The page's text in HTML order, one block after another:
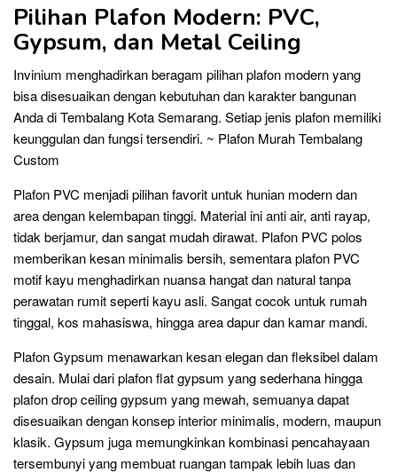
Pilihan Plafon Modern: PVC,
Gypsum, dan Metal Ceiling
Invinium menghadirkan beragam pilihan plafon modern yang
bisa disesuaikan dengan kebutuhan dan karakter bangunan
Anda di Tembalang Kota Semarang. Setiap jenis plafon memiliki
keunggulan dan fungsi tersendiri. ~ Plafon Murah Tembalang
Custom
Plafon PVC menjadi pilihan favorit untuk hunian modern dan
area dengan kelembapan tinggi. Material ini anti air, anti rayap,
tidak berjamur, dan sangat mudah dirawat. Plafon PVC polos
memberikan kesan minimalis bersih, sementara plafon PVC
motif kayu menghadirkan nuansa hangat dan natural tanpa
perawatan rumit seperti kayu asli. Sangat cocok untuk rumah
tinggal, kos mahasiswa, hingga area dapur dan kamar mandi.
Plafon Gypsum menawarkan kesan elegan dan fleksibel dalam
desain. Mulai dari plafon flat gypsum yang sederhana hingga
plafon drop ceiling gypsum yang mewah, semuanya dapat
disesuaikan dengan konsep interior minimalis, modern, maupun
klasik. Gypsum juga memungkinkan kombinasi pencahayaan
tersembunyi yang membuat ruangan tampak lebih luas dan